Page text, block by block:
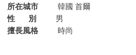
所在城市 韓國 首爾
性 別 男
擅長風格 時尚